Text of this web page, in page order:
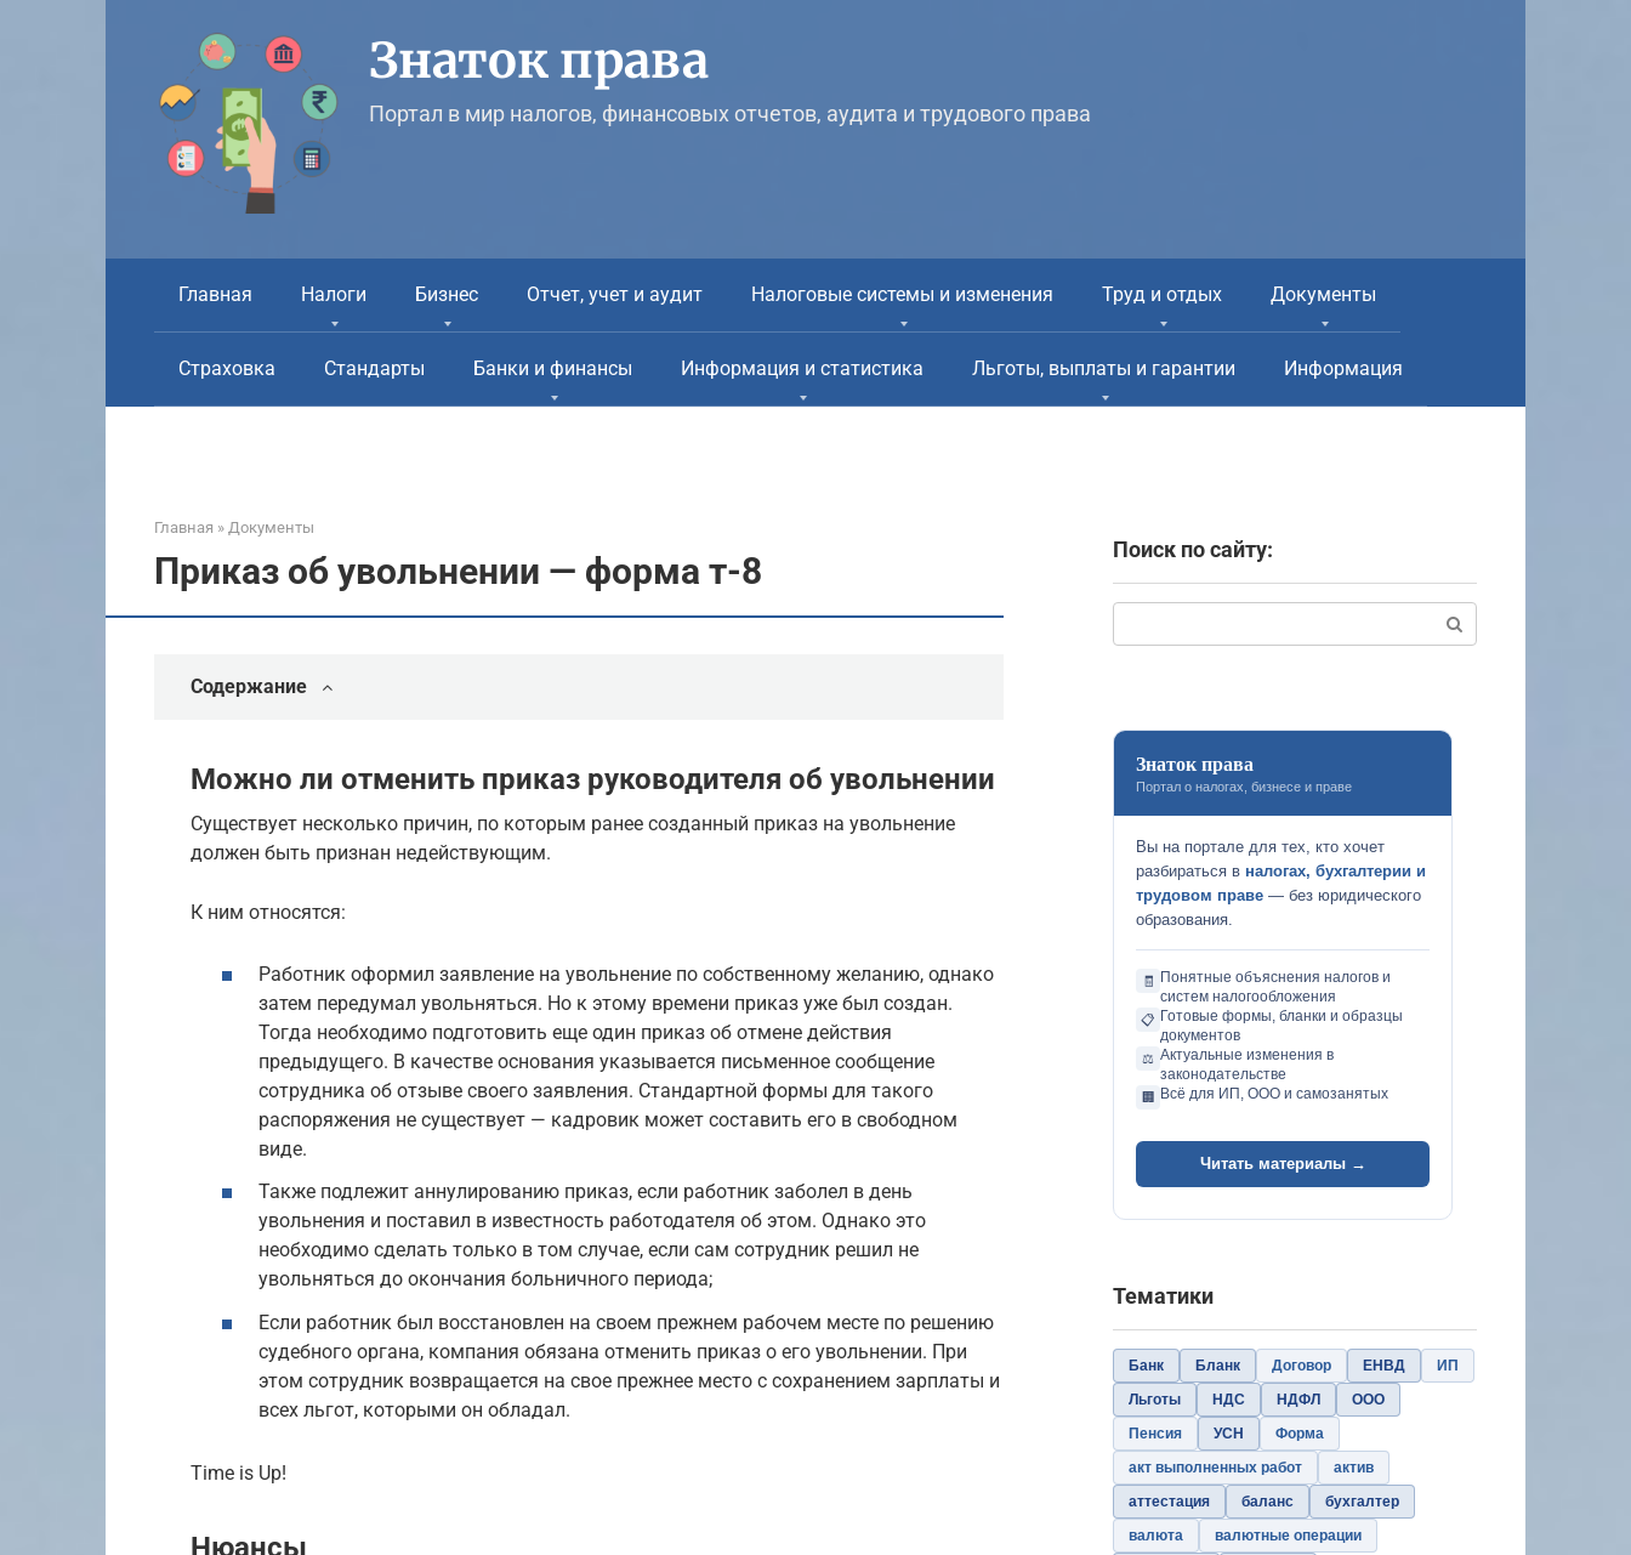
Знаток права
Портал в мир налогов, финансовых отчетов, аудита и трудового права
Главная Налоги Бизнес Отчет, учет и аудит Налоговые системы и изменения Труд и отдых Документы
Страховка Стандарты Банки и финансы Информация и статистика Льготы, выплаты и гарантии Информация
Главная » Документы
Приказ об увольнении — форма т-8
Содержание
Можно ли отменить приказ руководителя об увольнении
Существует несколько причин, по которым ранее созданный приказ на увольнение
должен быть признан недействующим.
К ним относятся:
Работник оформил заявление на увольнение по собственному желанию, однако
затем передумал увольняться. Но к этому времени приказ уже был создан.
Тогда необходимо подготовить еще один приказ об отмене действия
предыдущего. В качестве основания указывается письменное сообщение
сотрудника об отзыве своего заявления. Стандартной формы для такого
распоряжения не существует — кадровик может составить его в свободном
виде.
Также подлежит аннулированию приказ, если работник заболел в день
увольнения и поставил в известность работодателя об этом. Однако это
необходимо сделать только в том случае, если сам сотрудник решил не
увольняться до окончания больничного периода;
Если работник был восстановлен на своем прежнем рабочем месте по решению
судебного органа, компания обязана отменить приказ о его увольнении. При
этом сотрудник возвращается на свое прежнее место с сохранением зарплаты и
всех льгот, которыми он обладал.
Time is Up!
Нюансы
Поиск по сайту:
Знаток права
Портал о налогах, бизнесе и праве
Вы на портале для тех, кто хочет
разбираться в налогах, бухгалтерии и
трудовом праве — без юридического
образования.
🧾
Понятные объяснения налогов и
систем налогообложения
📋 Готовые формы, бланки и образцы
документов
⚖️ Актуальные изменения в
законодательстве
🏢 Всё для ИП, ООО и самозанятых
Читать материалы →
Тематики
Банк Бланк Договор ЕНВД
ИП
Льготы
НДС НДФЛ
ООО
Пенсия
УСН
Форма
акт выполненных работ
актив
аттестация
баланс
бухгалтер
валюта
валютные операции